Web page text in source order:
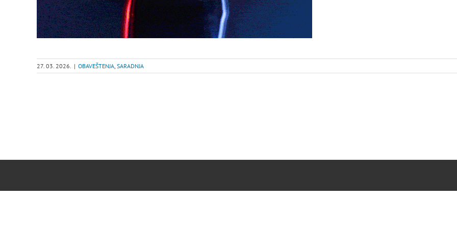
27. 03. 2026. | OBAVEŠTENJA, SARADNJA